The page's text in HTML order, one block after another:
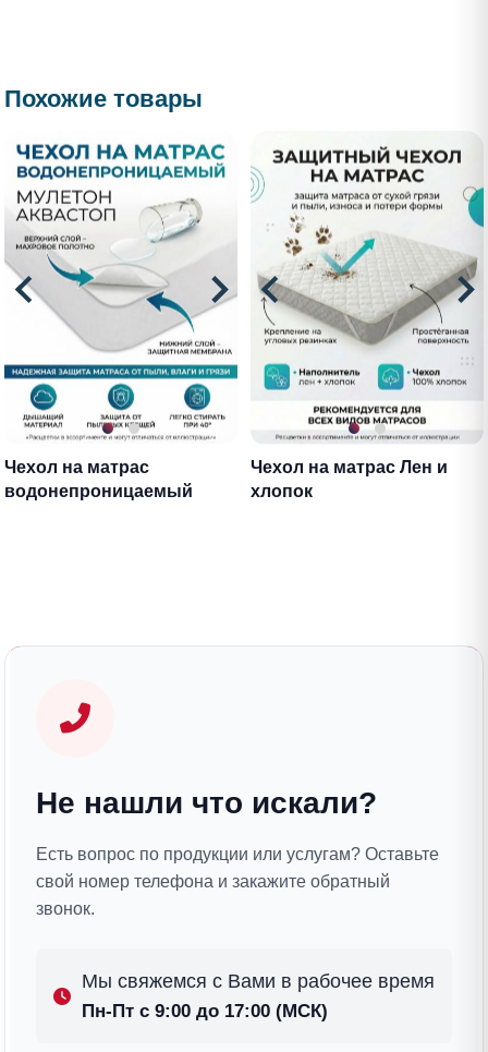
Похожие товары
Чехол на матрас
водонепроницаемый
Чехол на матрас Лен и
хлопок
Не нашли что искали?
Есть вопрос по продукции или услугам? Оставьте
свой номер телефона и закажите обратный
звонок.
Мы свяжемся с Вами в рабочее время
Пн-Пт с 9:00 до 17:00 (МСК)